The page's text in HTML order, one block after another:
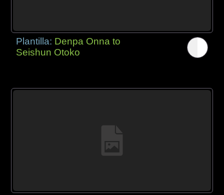
Plantilla: Denpa Onna to
Seishun Otoko